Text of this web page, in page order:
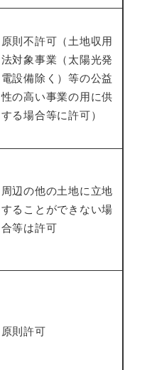
原則不許可（土地収用
法対象事業（太陽光発
電設備除く）等の公益
性の高い事業の用に供
する場合等に許可）
周辺の他の土地に立地
することができない場
合等は許可
原則許可